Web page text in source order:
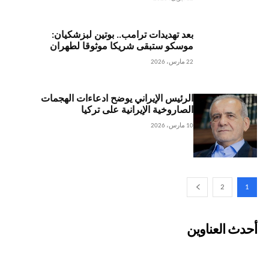
بعد تهديدات ترامب.. بوتين لبزشكيان:
موسكو ستبقى شريكا موثوقا لطهران
22 مارس، 2026
الرئيس الإيراني يوضح ادعاءات الهجمات
الصاروخية الإيرانية على تركيا
10 مارس، 2026
1
2
أحدث العناوين